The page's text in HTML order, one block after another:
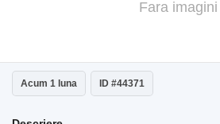
Fara imagini
Acum 1 luna ID #44371